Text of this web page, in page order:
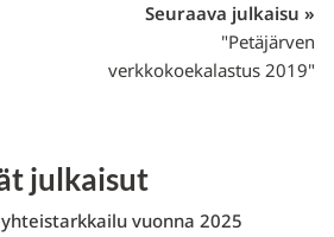
Seuraava julkaisu »
"Petäjärven
verkkokoekalastus 2019"
julkaisut
vuonna 2025